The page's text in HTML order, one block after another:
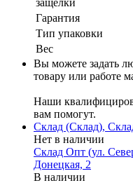
Гарантия
Тип упаковки
Вес
Вы можете задать
товару или работе
Наши
вам помогут.
Склад (Склад),
Нет в наличии
Склад Опт (ул.
Донецкая, 2
В наличии